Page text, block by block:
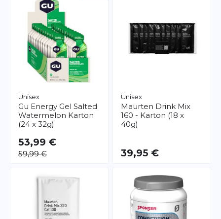
Unisex
Gu Energy Gel Salted
Watermelon Karton
(24 x 32g)
53,99 €
59,99 €
Unisex
Maurten Drink Mix
160 - Karton (18 x
40g)
39,95 €